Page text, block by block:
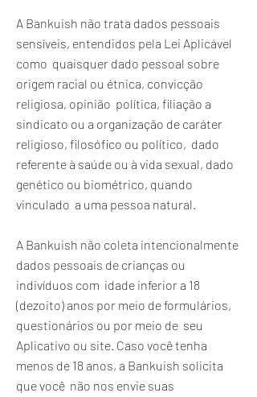
A Bankuish não trata dados pessoais
sensíveis, entendidos pela Lei Aplicável
como quaisquer dado pessoal sobre
origem racial ou étnica, convicção
religiosa, opinião política, filiação a
sindicato ou a organização de caráter
religioso, filosófico ou político, dado
referente à saúde ou à vida sexual, dado
genético ou biométrico, quando
vinculado a uma pessoa natural.
A Bankuish não coleta intencionalmente
dados pessoais de crianças ou
indivíduos com idade inferior a 18
(dezoito) anos por meio de formulários,
questionários ou por meio de seu
Aplicativo ou site. Caso você tenha
menos de 18 anos, a Bankuish solicita
que você não nos envie suas